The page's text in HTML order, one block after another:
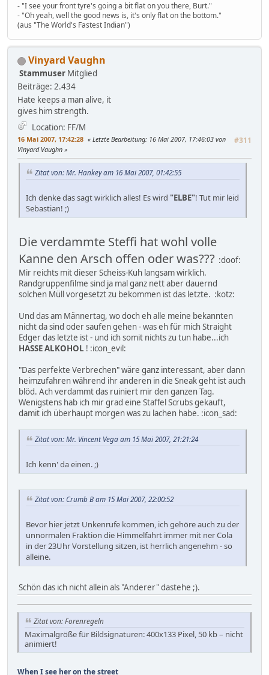
- "I see your front tyre's going a bit flat on you there, Burt."
- "Oh yeah, well the good news is, it's only flat on the bottom."
(aus "The World's Fastest Indian")
Vinyard Vaughn
Stammuser Mitglied
Beiträge: 2.434
Hate keeps a man alive, it
gives him strength.
Location: FF/M
16 Mai 2007, 17:42:28 #311
Letzte Bearbeitung: 16 Mai 2007, 17:46:03 von
Vinyard Vaughn
Zitat von: Mr. Hankey am 16 Mai 2007, 01:42:55
Ich denke das sagt wirklich alles! Es wird "ELBE"! Tut mir leid
Sebastian! ;)
Die verdammte Steffi hat wohl volle
Kanne den Arsch offen oder was??? :doof:
Mir reichts mit dieser Scheiss-Kuh langsam wirklich.
Randgruppenfilme sind ja mal ganz nett aber dauernd
solchen Müll vorgesetzt zu bekommen ist das letzte. :kotz:
Und das am Männertag, wo doch eh alle meine bekannten
nicht da sind oder saufen gehen - was eh für mich Straight
Edger das letzte ist - und ich somit nichts zu tun habe...ich
HASSE ALKOHOL ! :icon_evil:
"Das perfekte Verbrechen" wäre ganz interessant, aber dann
heimzufahren während ihr anderen in die Sneak geht ist auch
blöd. Ach verdammt das ruiniert mir den ganzen Tag.
Wenigstens hab ich mir grad eine Staffel Scrubs gekauft,
damit ich überhaupt morgen was zu lachen habe. :icon_sad:
Zitat von: Mr. Vincent Vega am 15 Mai 2007, 21:21:24
Ich kenn' da einen. ;)
Zitat von: Crumb B am 15 Mai 2007, 22:00:52
Bevor hier jetzt Unkenrufe kommen, ich gehöre auch zu der
unnormalen Fraktion die Himmelfahrt immer mit ner Cola
in der 23Uhr Vorstellung sitzen, ist herrlich angenehm - so
alleine.
Schön das ich nicht allein als "Anderer" dastehe ;).
Zitat von: Forenregeln
Maximalgröße für Bildsignaturen: 400x133 Pixel, 50 kb – nicht
animiert!
When I see her on the street